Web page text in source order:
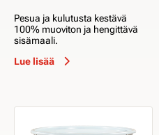
Pesua ja kulutusta kestävä
100% muoviton ja hengittävä
sisämaali.
Lue lisää